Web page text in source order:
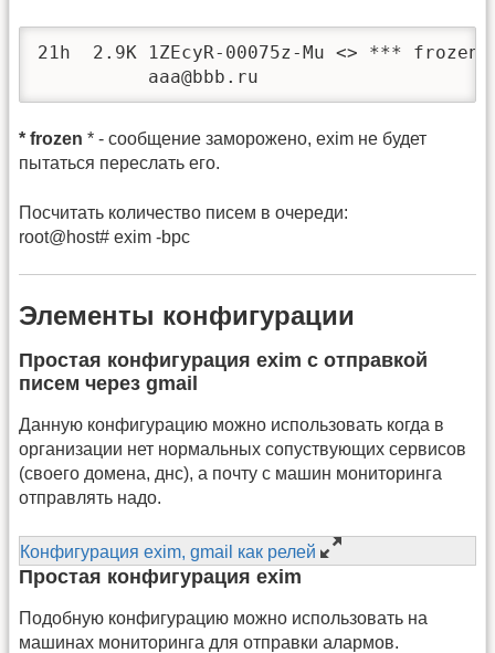
21h  2.9K 1ZEcyR-00075z-Mu <> *** frozen
          aaa@bbb.ru
* frozen * - сообщение заморожено, exim не будет
пытаться переслать его.
Посчитать количество писем в очереди:
root@host# exim -bpс
Элементы конфигурации
Простая конфигурация exim c отправкой
писем через gmail
Данную конфигурацию можно использовать когда в
организации нет нормальных сопуствующих сервисов
(своего домена, днс), а почту с машин мониторинга
отправлять надо.
Конфигурация exim, gmail как релей
Простая конфигурация exim
Подобную конфигурацию можно использовать на
машинах мониторинга для отправки алармов.